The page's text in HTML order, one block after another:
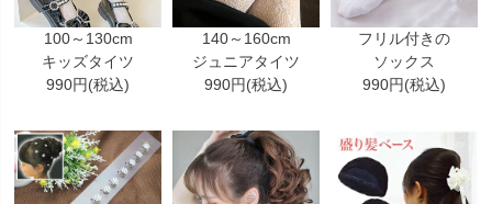
100～130cm
キッズタイツ
990円(税込)
140～160cm
ジュニアタイツ
990円(税込)
フリル付きの
ソックス
990円(税込)